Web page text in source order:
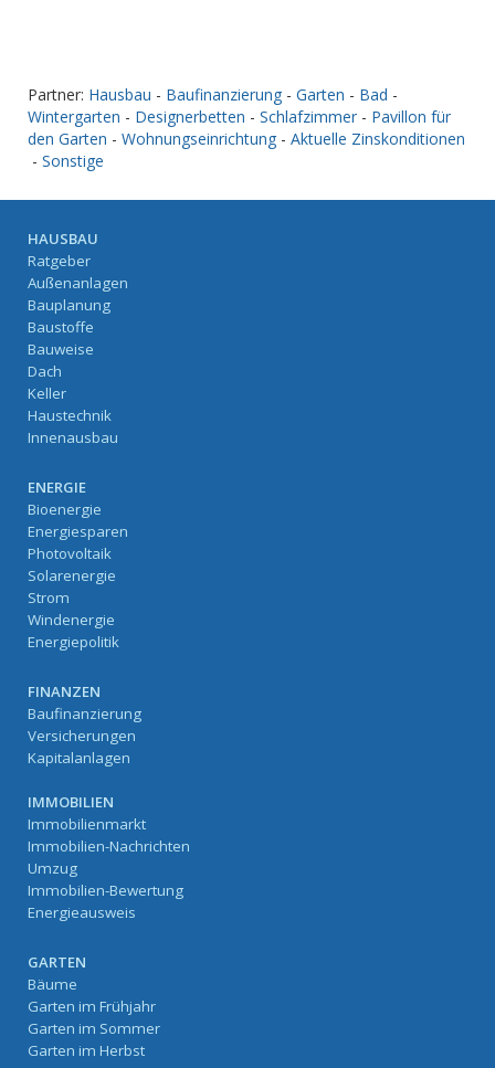
Partner: Hausbau - Baufinanzierung - Garten - Bad -
Wintergarten - Designerbetten - Schlafzimmer - Pavillon für
den Garten - Wohnungseinrichtung - Aktuelle Zinskonditionen
- Sonstige
HAUSBAU
Ratgeber
Außenanlagen
Bauplanung
Baustoffe
Bauweise
Dach
Keller
Haustechnik
Innenausbau
ENERGIE
Bioenergie
Energiesparen
Photovoltaik
Solarenergie
Strom
Windenergie
Energiepolitik
FINANZEN
Baufinanzierung
Versicherungen
Kapitalanlagen
IMMOBILIEN
Immobilienmarkt
Immobilien-Nachrichten
Umzug
Immobilien-Bewertung
Energieausweis
GARTEN
Bäume
Garten im Frühjahr
Garten im Sommer
Garten im Herbst